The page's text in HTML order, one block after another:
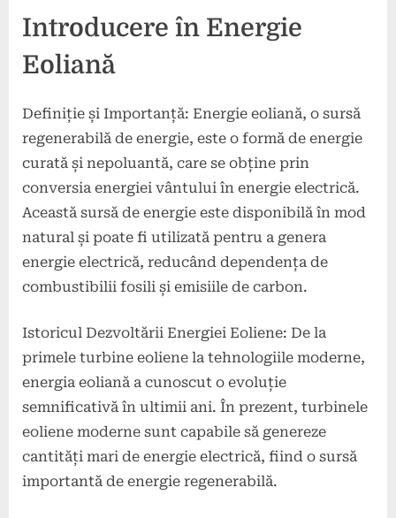
Introducere în Energie
Eoliană
Definiție și Importanță: Energie eoliană, o sursă
regenerabilă de energie, este o formă de energie
curată și nepoluantă, care se obține prin
conversia energiei vântului în energie electrică.
Această sursă de energie este disponibilă în mod
natural și poate fi utilizată pentru a genera
energie electrică, reducând dependența de
combustibilii fosili și emisiile de carbon.
Istoricul Dezvoltării Energiei Eoliene: De la
primele turbine eoliene la tehnologiile moderne,
energia eoliană a cunoscut o evoluție
semnificativă în ultimii ani. În prezent, turbinele
eoliene moderne sunt capabile să genereze
cantități mari de energie electrică, fiind o sursă
importantă de energie regenerabilă.